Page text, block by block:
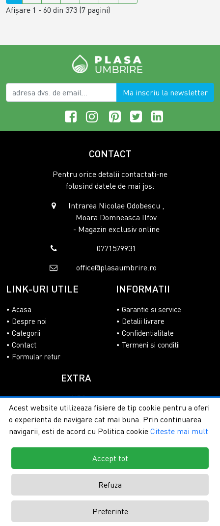
Afişare 1 - 60 din 373 (7 pagini)
Ma inscriu la newsletter
CONTACT
Pentru orice detalii contactati-ne
folosind datele de mai jos:
Intrarea Nicolae Odobescu ,
Moara Domneasca Ilfov
- Magazin exclusiv online
0771579931
office@plasaumbrire.ro
LINK-URI UTILE
Acasa
Despre noi
Categorii
Contact
Formular retur
INFORMATII
Garantie si service
Detalii livrare
Confidentialitate
Termeni si conditii
EXTRA
ANPC
SOL
Copyright © 2026 - PlasaUmbrire.ro | Toate drepturile
rezervate.Creare magazine online by ITeXclusiv.ro
Acest website utilizeaza fisiere de tip cookie pentru a oferi
o experienta de navigare cat mai buna. Prin continuarea
navigarii, esti de acord cu Politica cookie Citeste mai mult
Accept tot
Refuza
Preferinte